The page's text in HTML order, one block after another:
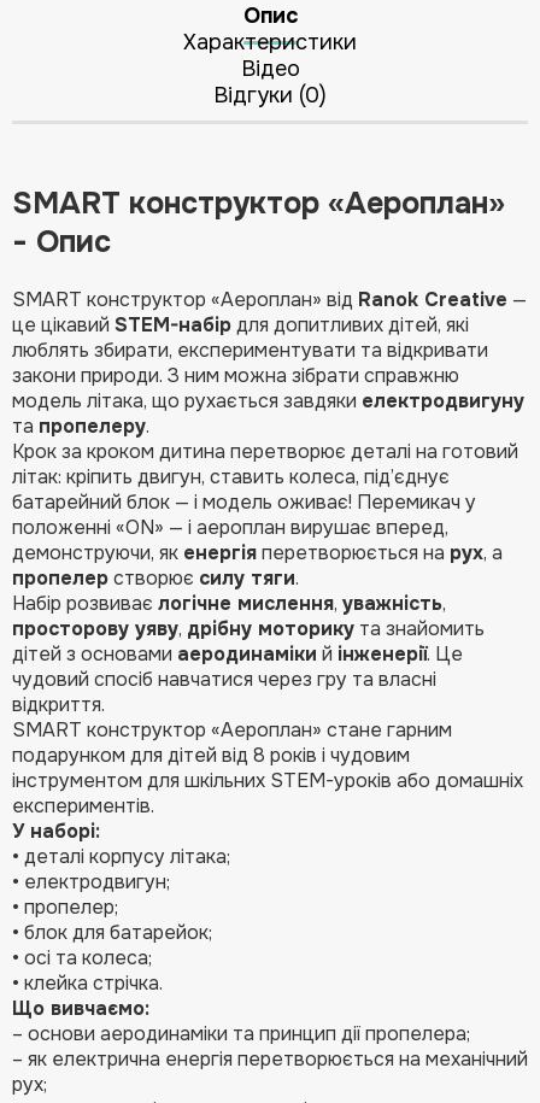
Опис
Характеристики
Відео
Відгуки (0)
SMART конструктор «Аероплан»
- Опис
SMART конструктор «Аероплан» від Ranok Creative —
це цікавий STEM-набірдля допитливих дітей, які
люблять збирати, експериментувати та відкривати
закони природи. З ним можна зібрати справжню
модель літака, що рухається завдяки електродвигуну
та пропелеру.
Крок за кроком дитина перетворює деталі на готовий
літак: кріпить двигун, ставить колеса, під’єднує
батарейний блок — і модель оживає! Перемикач у
положенні «ON» — і аероплан вирушає вперед,
демонструючи, як енергіяперетворюється на рух, а
пропелерстворює силу тяги.
Набір розвиває логічне мислення, уважність,
просторову уяву, дрібну моторику та знайомить
дітей з основами аеродинаміки й інженерії. Це
чудовий спосіб навчатися через гру та власні
відкриття.
SMART конструктор «Аероплан» стане гарним
подарунком для дітей від 8 років і чудовим
інструментом для шкільних STEM-уроків або домашніх
експериментів.
У наборі:
• деталі корпусу літака;
• електродвигун;
• пропелер;
• блок для батарейок;
• осі та колеса;
• клейка стрічка.
Що вивчаємо:
– основи аеродинаміки та принцип дії пропелера;
– як електрична енергія перетворюється на механічний
рух;